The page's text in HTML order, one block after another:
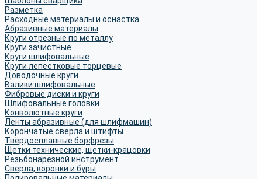
Разметка
Расходные материалы и оснастка
Абразивные материалы
Круги отрезные по металлу
Круги зачистные
Круги шлифовальные
Круги лепестковые торцевые
Доводочные круги
Валики шлифовальные
Фибровые диски и круги
Шлифовальные головки
Конволютные круги
Ленты абразивные (для шлифмашин)
Корончатые сверла и штифты
Твёрдосплавные борфрезы
Щетки технические, щетки-крацовки
Резьбонарезной инструмент
Сверла, коронки и буры